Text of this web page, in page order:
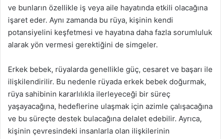
ve bunların özellikle iş veya aile hayatında etkili olacağına
işaret eder. Aynı zamanda bu rüya, kişinin kendi
potansiyelini keşfetmesi ve hayatına daha fazla sorumluluk
alarak yön vermesi gerektiğini de simgeler.
Erkek bebek, rüyalarda genellikle güç, cesaret ve başarı ile
ilişkilendirilir. Bu nedenle rüyada erkek bebek doğurmak,
rüya sahibinin kararlılıkla ilerleyeceği bir süreç
yaşayacağına, hedeflerine ulaşmak için azimle çalışacağına
ve bu süreçte destek bulacağına delalet edebilir. Ayrıca,
kişinin çevresindeki insanlarla olan ilişkilerinin